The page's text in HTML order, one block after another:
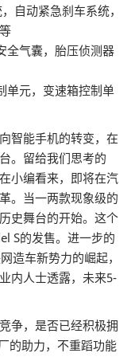
自动紧急刹车系统，
全气囊，胎压侦测器
单元，变速箱控制单
智能手机的转变，在
。留给我们思考的
小编看来，即将在汽
。当一两款现象级的
史舞台的开始。这个
S的发售。进一步的
造车新势力的崛起，
内人士透露，未来5-
争，是否已经积极拥
的助力，不重蹈功能